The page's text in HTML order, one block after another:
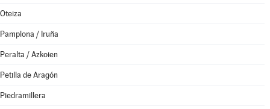
Oteiza
Pamplona / Iruña
Peralta / Azkoien
Petilla de Aragón
Piedramillera